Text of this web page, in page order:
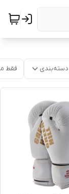
دسته‌بندی فقط